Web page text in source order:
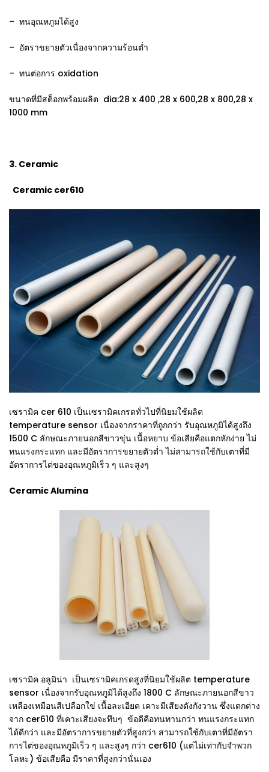
– ทนอุณหภูมได้สูง
– อัตราขยายตัวเนื่องจากความร้อนต่ำ
– ทนต่อการ oxidation
ขนาดที่มีสต็อกพร้อมผลิต dia:28 x 400 ,28 x 600,28 x 800,28 x
1000 mm
3. Ceramic
Ceramic cer610
เซรามิค cer 610 เป็นเซรามิคเกรดทั่วไปที่นิยมใช้ผลิต
temperature sensor เนื่องจากราคาที่ถูกกว่า รับอุณหภูมิได้สูงถึง
1500 C ลักษณะภายนอกสีขาวขุ่น เนื้อหยาบ ข้อเสียคือแตกหักง่าย ไม่
ทนแรงกระแทก และมีอัตราการขยายตัวต่ำ ไม่สามารถใช้กับเตาที่มี
อัตราการไต่ของอุณหภูมิเร็ว ๆ และสูงๆ
Ceramic Alumina
เซรามิค อลูมิน่า เป็นเซรามิคเกรดสูงที่นิยมใช้ผลิต temperature
sensor เนื่องจากรับอุณหภูมิได้สูงถึง 1800 C ลักษณะภายนอกสีขาว
เหลืองเหมือนสีเปลือกใข่ เนื้อละเอียด เคาะมีเสียงดังกังวาน ซึ่งแตกต่าง
จาก cer610 ที่เคาะเสียงจะทึบๆ ข้อดีคือทนทานกว่า ทนแรงกระแทก
ได้ดีกว่า และมีอัตราการขยายตัวที่สูงกว่า สามารถใช้กับเตาที่มีอัตรา
การไต่ของอุณหภูมิเร็ว ๆ และสูงๆ กว่า cer610 (แต่ไม่เท่ากับจำพวก
โลหะ) ข้อเสียคือ มีราคาที่สูงกว่านั่นเอง